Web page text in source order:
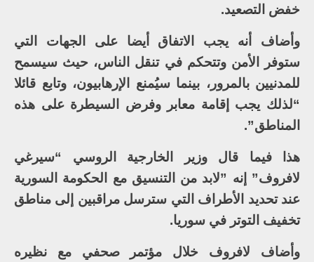
خفض التصعيد.
وأضاف أنه يجب الاتفاق أيضا على الجهات التي
ستوفر الأمن وتتحكم في تنقل الناس، حيث سيسمح
للمدنيين بالمرور، بينما سيُمنع الإرهابيون، وتابع قائلا
“لذلك يجب إقامة معابر وفرض السيطرة على هذه
المناطق”.
هذا فيما قال وزير الخارجية الروسي “سيرغي
لافروف” إنه ”لابد من التنسيق مع الحكومة السورية
عند تحديد الأطراف التي سترسل مراقبين إلى مناطق
تخفيف التوتر في سوريا.
وأضاف لافروف خلال مؤتمر صحفي مع نظيره